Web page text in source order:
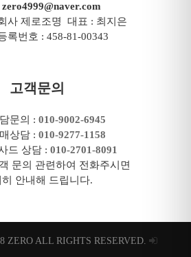
zero4999@naver.com
사 제로조명 대표 : 최지은
록번호 : 458-81-00343
고객문의
문의 : 010-9002-6945
상담 : 010-9277-1158
드 상담 : 010-2701-8091
문의 관련하여 전화주시면
안내해 드립니다.
ZERO ALL RIGHTS RESERVED.